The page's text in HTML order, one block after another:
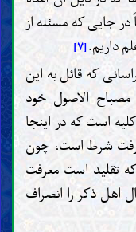
جایی که مسئله از
داریم.[۷]
که قائل به این
الاصول خود
است که در اینجا
شرط است، چون
تقلید است معرفت
اهل ذکر را انصراف